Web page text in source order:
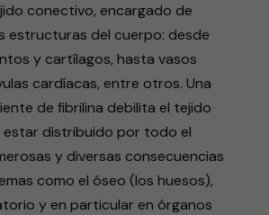
conectivo, encargado de
estructuras del cuerpo: desde
y cartílagos, hasta vasos
cardíacas, entre otros. Una
de fibrilina debilita el tejido
estar distribuido por todo el
y diversas consecuencias
como el óseo (los huesos),
y en particular en órganos